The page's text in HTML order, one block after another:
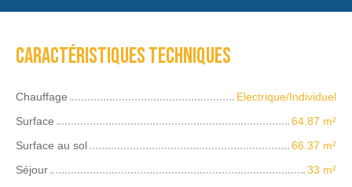
Caractéristiques techniques
Chauffage
Electrique/Individuel
Surface
64.87 m²
Surface au sol
66.37 m²
Séjour
33 m²